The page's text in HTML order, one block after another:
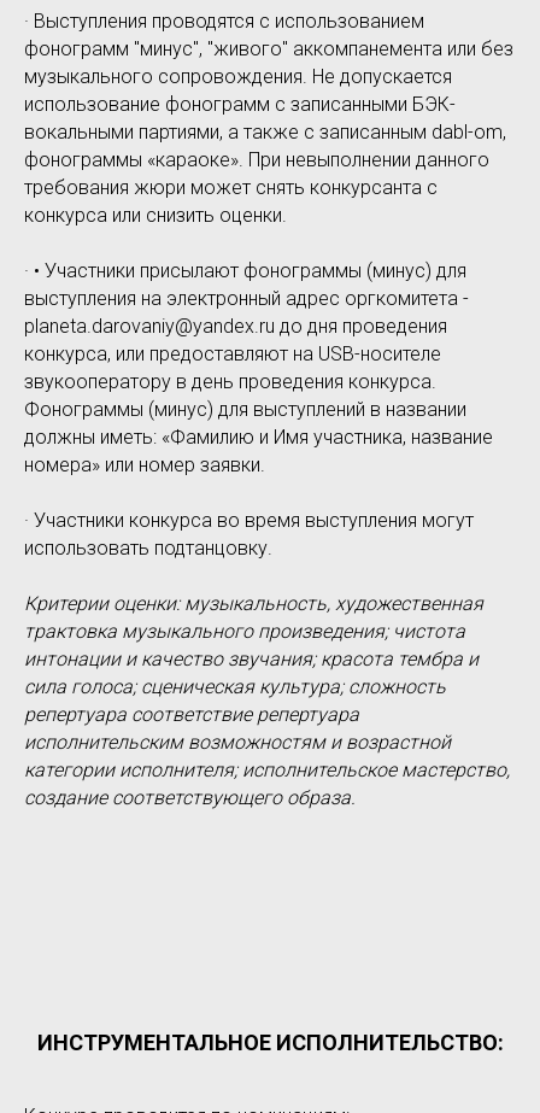
· Выступления проводятся с использованием
фонограмм "минус", "живого" аккомпанемента или без
музыкального сопровождения. Не допускается
использование фонограмм с записанными БЭК-
вокальными партиями, а также с записанным dabl-om,
фонограммы «караоке». При невыполнении данного
требования жюри может снять конкурсанта с
конкурса или снизить оценки.
· • Участники присылают фонограммы (минус) для
выступления на электронный адрес оргкомитета -
planeta.darovaniy@yandex.ru до дня проведения
конкурса, или предоставляют на USB-носителе
звукооператору в день проведения конкурса.
Фонограммы (минус) для выступлений в названии
должны иметь: «Фамилию и Имя участника, название
номера» или номер заявки.
· Участники конкурса во время выступления могут
использовать подтанцовку.
Критерии оценки: музыкальность, художественная
трактовка музыкального произведения; чистота
интонации и качество звучания; красота тембра и
сила голоса; сценическая культура; сложность
репертуара соответствие репертуара
исполнительским возможностям и возрастной
категории исполнителя; исполнительское мастерство,
создание соответствующего образа.
ИНСТРУМЕНТАЛЬНОЕ ИСПОЛНИТЕЛЬСТВО: